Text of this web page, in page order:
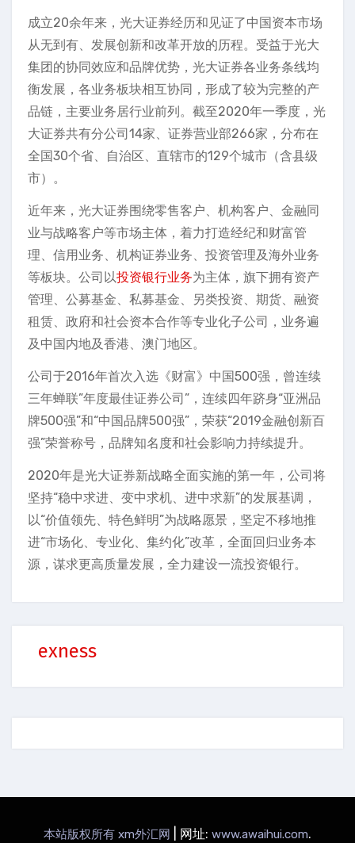
成立20余年来，光大证券经历和见证了中国资本市场
从无到有、发展创新和改革开放的历程。受益于光大
集团的协同效应和品牌优势，光大证券各业务条线均
衡发展，各业务板块相互协同，形成了较为完整的产
品链，主要业务居行业前列。截至2020年一季度，光
大证券共有分公司14家、证券营业部266家，分布在
全国30个省、自治区、直辖市的129个城市（含县级
市）。
近年来，光大证券围绕零售客户、机构客户、金融同
业与战略客户等市场主体，着力打造经纪和财富管
理、信用业务、机构证券业务、投资管理及海外业务
等板块。公司以投资银行业务为主体，旗下拥有资产
管理、公募基金、私募基金、另类投资、期货、融资
租赁、政府和社会资本合作等专业化子公司，业务遍
及中国内地及香港、澳门地区。
公司于2016年首次入选《财富》中国500强，曾连续
三年蝉联”年度最佳证券公司”，连续四年跻身“亚洲品
牌500强”和“中国品牌500强”，荣获“2019金融创新百
强”荣誉称号，品牌知名度和社会影响力持续提升。
2020年是光大证券新战略全面实施的第一年，公司将
坚持“稳中求进、变中求机、进中求新”的发展基调，
以“价值领先、特色鲜明”为战略愿景，坚定不移地推
进“市场化、专业化、集约化”改革，全面回归业务本
源，谋求更高质量发展，全力建设一流投资银行。
exness
本站版权所有 xm外汇网 网址: www.awaihui.com.